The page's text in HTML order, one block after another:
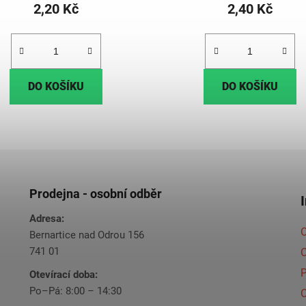
2,20 Kč
DO KOŠÍKU
2,40 Kč
DO KOŠÍKU
Prodejna - osobní odběr
Adresa:
Bernartice nad Odrou 156
741 01
Otevírací doba:
Po–Pá: 8:00 – 14:30